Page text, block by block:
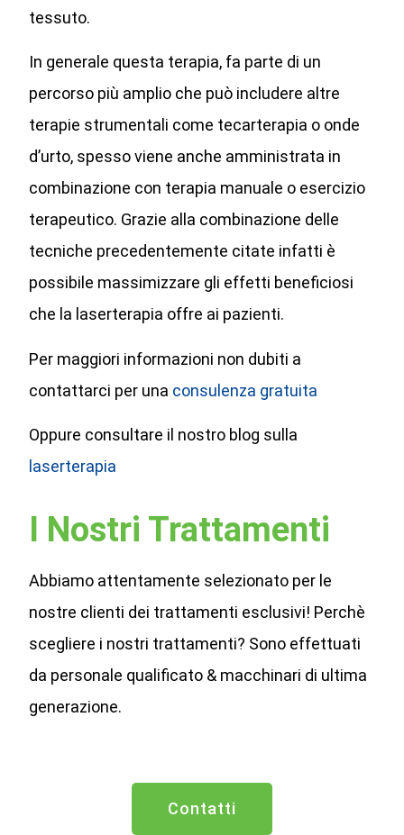
tessuto.
In generale questa terapia, fa parte di un
percorso più amplio che può includere altre
terapie strumentali come tecarterapia o onde
d’urto, spesso viene anche amministrata in
combinazione con terapia manuale o esercizio
terapeutico. Grazie alla combinazione delle
tecniche precedentemente citate infatti è
possibile massimizzare gli effetti beneficiosi
che la laserterapia offre ai pazienti.
Per maggiori informazioni non dubiti a
contattarci per una consulenza gratuita
Oppure consultare il nostro blog sulla
laserterapia
I Nostri Trattamenti
Abbiamo attentamente selezionato per le
nostre clienti dei trattamenti esclusivi! Perchè
scegliere i nostri trattamenti? Sono effettuati
da personale qualificato & macchinari di ultima
generazione.
Contatti